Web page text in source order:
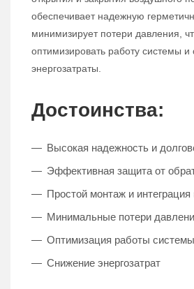
обеспечивает надежную
минимизирует потери давления,
оптимизировать работу системы и
энергозатраты.
Достоинства:
Высокая надежность и
Эффективная защита от
Простой монтаж и интеграция
Минимальные потери
Оптимизация работы системы
Снижение энергозатрат